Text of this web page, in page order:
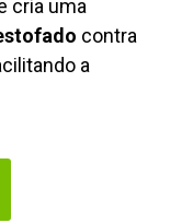
cria uma
contra
a